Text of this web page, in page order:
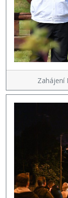
Zahájení